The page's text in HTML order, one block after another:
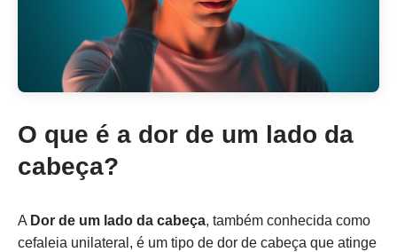
O que é a dor de um lado da
cabeça?
A Dor de um lado da cabeça, também conhecida como
cefaleia unilateral, é um tipo de dor de cabeça que atinge